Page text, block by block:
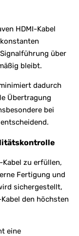
HDMI-Kabel
über
bleibt.
dadurch
Übertragung
bei
zu erfüllen,
Fertigung und
sichergestellt,
den höchsten
eine